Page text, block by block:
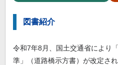
図書紹介
令和7年8月、国土交通省により
準」（道路橋示方書）が改定さ